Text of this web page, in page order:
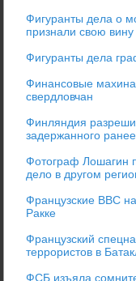
Фигуранты дела о
признали свою вину
Фигуранты дела
Финансовые
свердловчан
Финляндия
задержанного
Фотограф Лошагин
дело в другом
Французские ВВС
Ракке
Французский
террористов в
ФСБ изъяла